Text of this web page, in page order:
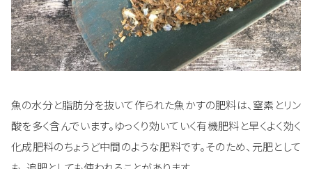
魚の水分と脂肪分を抜いて作られた魚かすの肥料は、窒素とリン
酸を多く含んでいます。ゆっくり効いていく有機肥料と早くよく効く
化成肥料のちょうど中間のような肥料です。そのため、元肥として